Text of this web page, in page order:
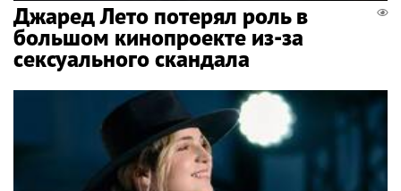
Джаред Лето потерял роль в
большом кинопроекте из-за
сексуального скандала